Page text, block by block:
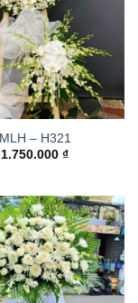
MLH – H321
1.750.000 ₫